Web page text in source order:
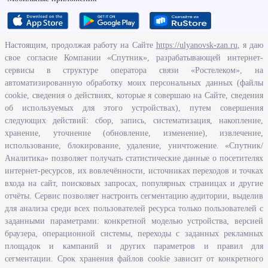
перевод
Знание иностранных
языков,продвинутый
- С,чтение
профессиональной
литературы
Знание
иностранных
языков,средний -
B
иностранных
языков,средний -
B,готовность
пройти
собеседование
иностранных
профобразования
учреждений
исполнения
наказаний
Осужденные к
принудительным
работам
Осужденные,
отбывающие
наказания в колонии
поселении
Выпускники
учреждений
начального
профобразования
Осужденные условно
предпенсионного
Исполнение бюджетных средств
Человеческий потенциал
Информационная безопасность
Перечень нормативно - правовых актов, определяющих полномочия,
задачи и функции Агентства по развитию человеческого потенциала
и трудовых ресурсов Ульяновской области
Развитие правовой грамотности и правосознания граждан в
Ульяновской области
Информация
Законодательство
Льготы организациям и индивидуальным предпринимателям
Настоящим, продолжая работу на Сайте https://ulyanovsk-zan.ru, я даю
свое согласие Компании «Спутник», разрабатывающей интернет-
сервисы в структуре оператора связи «Ростелеком», на
автоматизированную обработку моих персональных данных (файлы
cookie, сведения о действиях, которые я совершаю на Сайте, сведения
об используемых для этого устройствах), путем совершения
следующих действий: сбор, запись, систематизация, накопление,
хранение, уточнение (обновление, изменение), извлечение,
использование, блокирование, удаление, уничтожение. «Спутник/
Аналитика» позволяет получать статистические данные о посетителях
интернет-ресурсов, их вовлечённости, источниках переходов и точках
входа на сайт, поисковых запросах, популярных страницах и другие
отчёты. Сервис позволяет настроить сегментацию аудитории, выделив
для анализа среди всех пользователей ресурса только пользователей с
заданными параметрами: конкретной моделью устройства, версией
браузера, операционной системы, переходы с заданных рекламных
площадок и кампаний и других параметров и правил для
сегментации. Срок хранения файлов cookie зависит от конкретного